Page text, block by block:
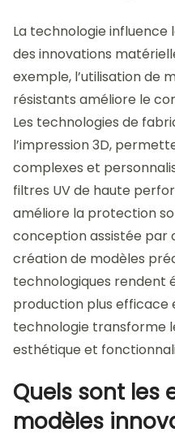
La technologie
des innovations
exemple, l’utilisation de
résistants améliore le
Les technologies de
l’impression 3D,
complexes et
filtres UV de haute
améliore la protection
conception assistée par
création de modèles
technologiques rendent
production plus efficace
technologie transforme
esthétique et
Quels sont les
modèles